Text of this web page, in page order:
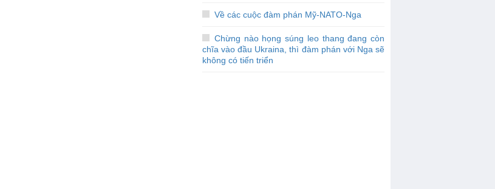
Về các cuộc đàm phán Mỹ-NATO-Nga
Chừng nào họng súng leo thang đang còn
chĩa vào đầu Ukraina, thì đàm phán với Nga sẽ
không có tiến triển